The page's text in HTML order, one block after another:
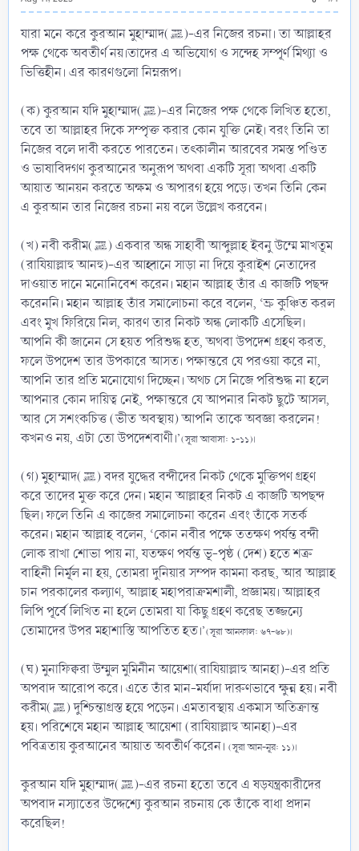
যারা মনে করে কুরআন মুহাম্মাদ(ﷺ)-এর নিজের রচনা। তা আল্লাহর
পক্ষ থেকে অবতীর্ণ নয়।তাদের এ অভিযোগ ও সন্দেহ সম্পূর্ণ মিথ্যা ও
ভিত্তিহীন। এর কারণগুলো নিম্নরূপ।
(ক) কুরআন যদি মুহাম্মাদ(ﷺ)-এর নিজের পক্ষ থেকে লিখিত হতো,
তবে তা আল্লাহর দিকে সম্পৃক্ত করার কোন যুক্তি নেই। বরং তিনি তা
নিজের বলে দাবী করতে পারতেন। তৎকালীন আরবের সমস্ত পণ্ডিত
ও ভাষাবিদগণ কুরআনের অনুরূপ অথবা একটি সূরা অথবা একটি
আয়াত আনয়ন করতে অক্ষম ও অপারগ হয়ে পড়ে। তখন তিনি কেন
এ কুরআন তার নিজের রচনা নয় বলে উল্লেখ করবেন।
(খ) নবী করীম(ﷺ) একবার অন্ধ সাহাবী আব্দুল্লাহ ইবনু উম্মে মাখতূম
(রাযিয়াল্লাহু আনহু)-এর আহ্বানে সাড়া না দিয়ে কুরাইশ নেতাদের
দাওয়াত দানে মনোনিবেশ করেন। মহান আল্লাহ তাঁর এ কাজটি পছন্দ
করেননি। মহান আল্লাহ তাঁর সমালোচনা করে বলেন, ‘ভ্রু কুঞ্চিত করল
এবং মুখ ফিরিয়ে নিল, কারণ তার নিকট অন্ধ লোকটি এসেছিল।
আপনি কী জানেন সে হয়ত পরিশুদ্ধ হত, অথবা উপদেশ গ্রহণ করত,
ফলে উপদেশ তার উপকারে আসত। পক্ষান্তরে যে পরওয়া করে না,
আপনি তার প্রতি মনোযোগ দিচ্ছেন। অথচ সে নিজে পরিশুদ্ধ না হলে
আপনার কোন দায়িত্ব নেই, পক্ষান্তরে যে আপনার নিকট ছুটে আসল,
আর সে সশংকচিত্ত (ভীত অবস্থায়) আপনি তাকে অবজ্ঞা করলেন!
কখনও নয়, এটা তো উপদেশবাণী।’(সূরা আবাসা: ১-১১)।
(গ) মুহাম্মাদ(ﷺ) বদর যুদ্ধের বন্দীদের নিকট থেকে মুক্তিপণ গ্রহণ
করে তাদের মুক্ত করে দেন। মহান আল্লাহর নিকট এ কাজটি অপছন্দ
ছিল। ফলে তিনি এ কাজের সমালোচনা করেন এবং তাঁকে সতর্ক
করেন। মহান আল্লাহ বলেন, ‘কোন নবীর পক্ষে ততক্ষণ পর্যন্ত বন্দী
লোক রাখা শোভা পায় না, যতক্ষণ পর্যন্ত ভূ-পৃষ্ঠ (দেশ) হতে শত্রু
বাহিনী নির্মূল না হয়, তোমরা দুনিয়ার সম্পদ কামনা করছ, আর আল্লাহ
চান পরকালের কল্যাণ, আল্লাহ মহাপরাক্রমশালী, প্রজ্ঞাময়। আল্লাহর
লিপি পূর্বে লিখিত না হলে তোমরা যা কিছু গ্রহণ করেছ তজ্জন্যে
তোমাদের উপর মহাশাস্তি আপতিত হত।’(সূরা আনফাল: ৬৭-৬৮)।
(ঘ) মুনাফিক্বরা উম্মুল মুমিনীন আয়েশা(রাযিয়াল্লাহু আনহা)-এর প্রতি
অপবাদ আরোপ করে। এতে তাঁর মান-মর্যাদা দারুণভাবে ক্ষুন্ন হয়। নবী
করীম(ﷺ) দুশ্চিন্তাগ্রস্ত হয়ে পড়েন। এমতাবস্থায় একমাস অতিক্রান্ত
হয়। পরিশেষে মহান আল্লাহ আয়েশা (রাযিয়াল্লাহু আনহা)-এর
পবিত্রতায় কুরআনের আয়াত অবতীর্ণ করেন। (সূরা আন-নূর: ১১)।
কুরআন যদি মুহাম্মাদ(ﷺ)-এর রচনা হতো তবে এ ষড়যন্ত্রকারীদের
অপবাদ নস্যাতের উদ্দেশ্যে কুরআন রচনায় কে তাঁকে বাধা প্রদান
করেছিল!